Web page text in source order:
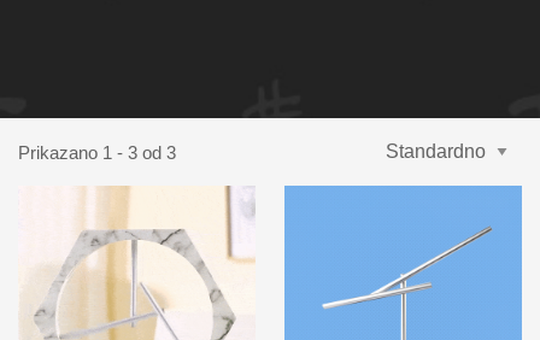
Prikazano 1 - 3 od 3